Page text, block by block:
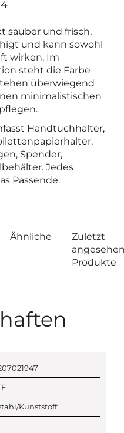
sauber und frisch,
und kann sowohl
wirken. Im
steht die Farbe
überwiegend
minimalistischen
Handtuchhalter,
Spender,
Jedes
Passende.
Ähnliche
Zuletzt
Produkte
Kunststoff